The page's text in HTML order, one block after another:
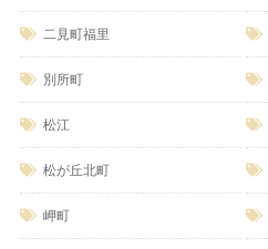
二見町福里
別所町
松江
松が丘北町
岬町